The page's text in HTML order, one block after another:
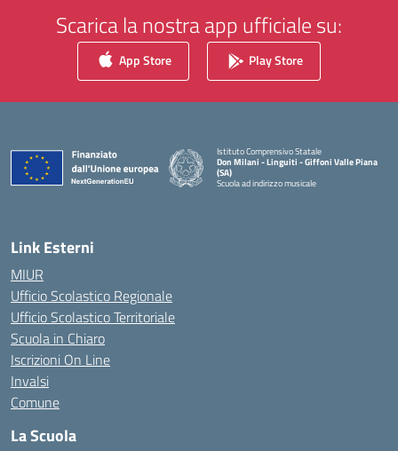
Scarica la nostra app ufficiale su:
App Store Play Store
Istituto Comprensivo Statale
Don Milani - Linguiti - Giffoni Valle Piana
(SA)
Scuola ad indirizzo musicale
Link Esterni
MIUR
Ufficio Scolastico Regionale
Ufficio Scolastico Territoriale
Scuola in Chiaro
Iscrizioni On Line
Invalsi
Comune
La Scuola